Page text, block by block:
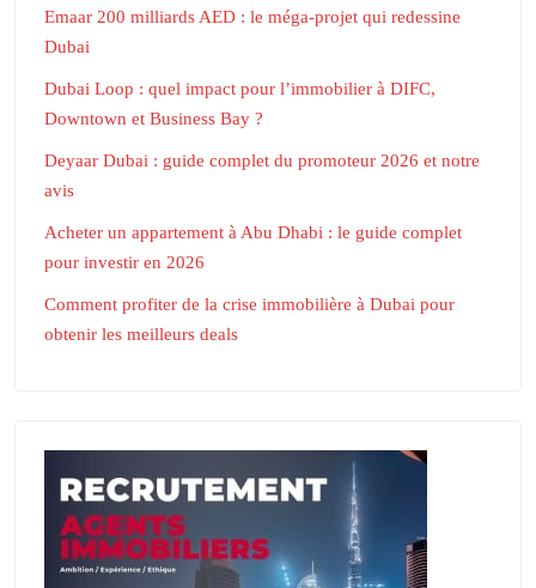
Emaar 200 milliards AED : le méga-projet qui redessine
Dubai
Dubai Loop : quel impact pour l’immobilier à DIFC,
Downtown et Business Bay ?
Deyaar Dubai : guide complet du promoteur 2026 et notre
avis
Acheter un appartement à Abu Dhabi : le guide complet
pour investir en 2026
Comment profiter de la crise immobilière à Dubai pour
obtenir les meilleurs deals